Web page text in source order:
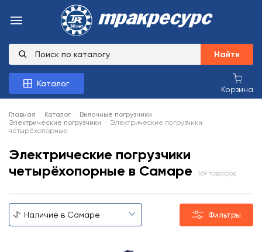
Найти
Каталог
Корзина
Главная Каталог
Вилочные погрузчики
Электрические погрузчики
Электрические погрузчики
четырёхопорные
Электрические погрузчики
четырёхопорные в Самаре
169 товаров
Фильтры